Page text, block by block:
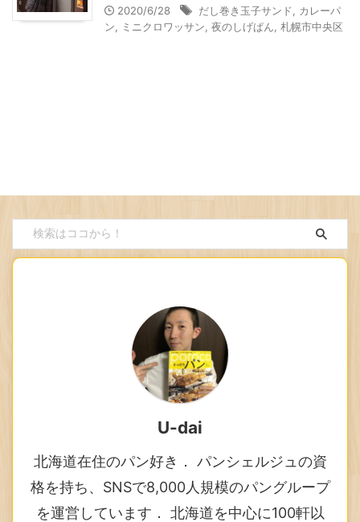
2020/6/28 だし巻き玉子サンド
カレーパ
ン
ミニクロワッサン 夜のしげぱん 札幌市中央区
U-dai
北海道在住のパン好き． パンシェルジュの資
格を持ち、SNSで8,000人規模のパングループ
を運営しています． 北海道を中心に100軒以